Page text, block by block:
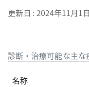
更新日 2024年11月1日
診断・治療可能な主な
名称